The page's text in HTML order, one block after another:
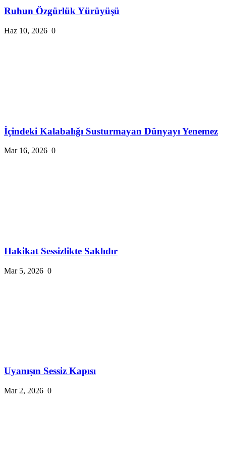
Ruhun Özgürlük Yürüyüşü
Haz 10, 2026 0
İçindeki Kalabalığı Susturmayan Dünyayı Yenemez
Mar 16, 2026 0
Hakikat Sessizlikte Saklıdır
Mar 5, 2026 0
Uyanışın Sessiz Kapısı
Mar 2, 2026 0